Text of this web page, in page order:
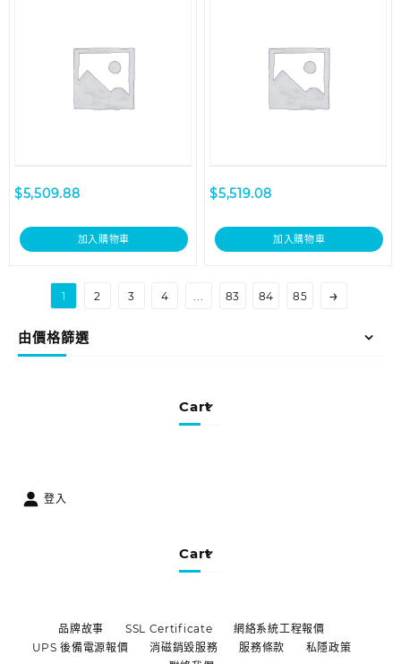
由價格篩選
Cart
$5,509.88
加入購物車
$5,519.08
加入購物車
1 2 3 4 83 84 85 →
登入
Cart
品牌故事 SSL Certificate
網絡系統工程報價
UPS 後備電源報價
消磁銷毀服務 服務條款
私隱政策